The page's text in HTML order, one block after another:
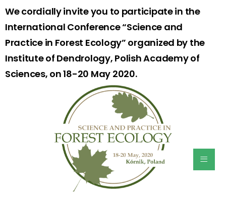
We cordially invite you to participate in the
International Conference “Science and
Practice in Forest Ecology” organized by the
Institute of Dendrology, Polish Academy of
Sciences, on 18-20 May 2020.
≡